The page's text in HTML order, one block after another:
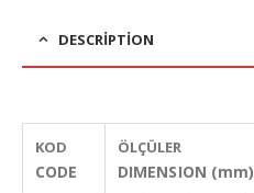
DESCRIPTION
KOD
CODE
ÖLÇÜLER
DIMENSION (mm)